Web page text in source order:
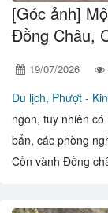
[Góc ảnh]
Đồng Châu,
19/07/2026
Du lịch, Phượt -
ngon, tuy nhiên
bẩn, các phòng
Cồn vành Đồng